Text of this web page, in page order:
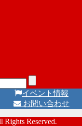
イベント情報
お問い合わせ
Reserved.